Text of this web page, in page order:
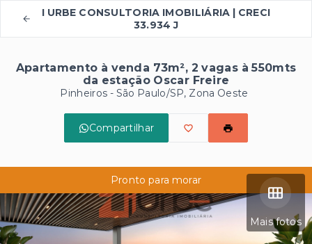
I URBE CONSULTORIA IMOBILIÁRIA | CRECI
33.934 J
Apartamento à venda 73m², 2 vagas à 550mts
da estação Oscar Freire
Pinheiros - São Paulo/SP, Zona Oeste
Compartilhar
Mais fotos
Pronto para morar